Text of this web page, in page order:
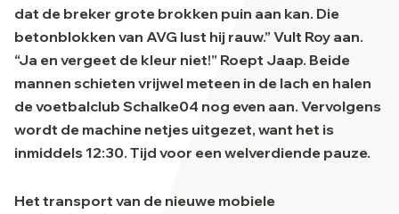
dat de breker grote brokken puin aan kan. Die
betonblokken van AVG lust hij rauw.” Vult Roy aan.
“Ja en vergeet de kleur niet!” Roept Jaap. Beide
mannen schieten vrijwel meteen in de lach en halen
de voetbalclub Schalke04 nog even aan. Vervolgens
wordt de machine netjes uitgezet, want het is
inmiddels 12:30. Tijd voor een welverdiende pauze.
Het transport van de nieuwe mobiele